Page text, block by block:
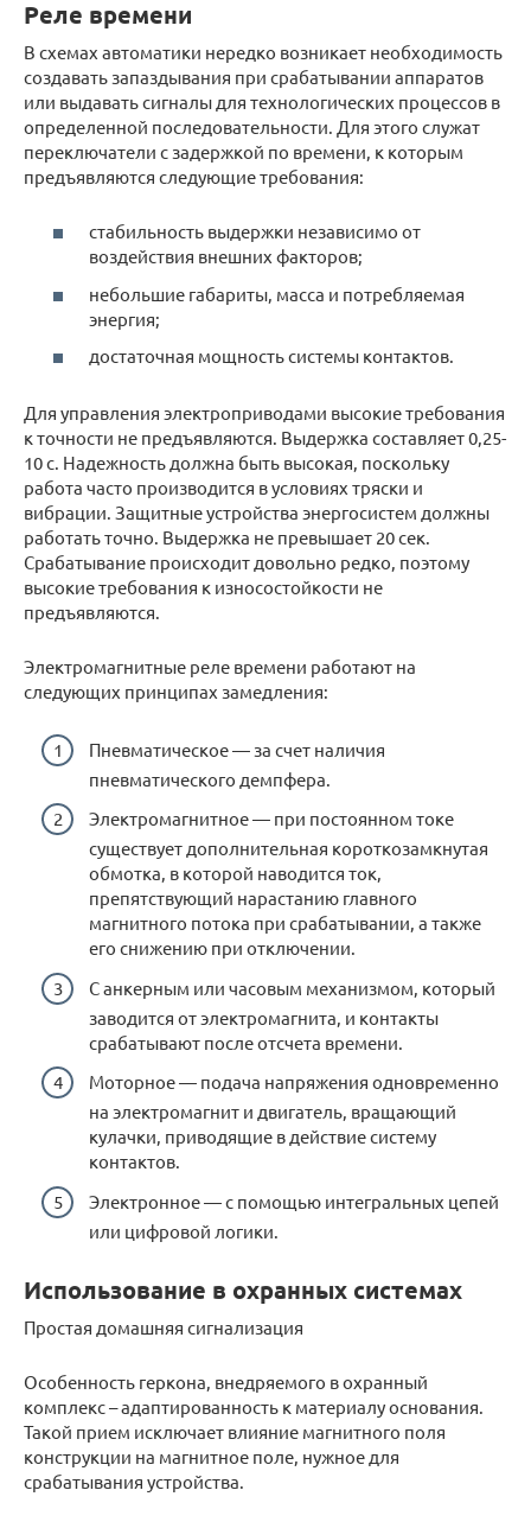
Реле времени
В схемах автоматики нередко возникает необходимость
создавать запаздывания при срабатывании аппаратов
или выдавать сигналы для технологических процессов в
определенной последовательности. Для этого служат
переключатели с задержкой по времени, к которым
предъявляются следующие требования:
стабильность выдержки независимо от
воздействия внешних факторов;
небольшие габариты, масса и потребляемая
энергия;
достаточная мощность системы контактов.
Для управления электроприводами высокие требования
к точности не предъявляются. Выдержка составляет 0,25-
10 с. Надежность должна быть высокая, поскольку
работа часто производится в условиях тряски и
вибрации. Защитные устройства энергосистем должны
работать точно. Выдержка не превышает 20 сек.
Срабатывание происходит довольно редко, поэтому
высокие требования к износостойкости не
предъявляются.
Электромагнитные реле времени работают на
следующих принципах замедления:
Пневматическое — за счет наличия
пневматического демпфера.
Электромагнитное — при постоянном токе
существует дополнительная короткозамкнутая
обмотка, в которой наводится ток,
препятствующий нарастанию главного
магнитного потока при срабатывании, а также
его снижению при отключении.
С анкерным или часовым механизмом, который
заводится от электромагнита, и контакты
срабатывают после отсчета времени.
Моторное — подача напряжения одновременно
на электромагнит и двигатель, вращающий
кулачки, приводящие в действие систему
контактов.
Электронное — с помощью интегральных цепей
или цифровой логики.
Использование в охранных системах
Простая домашняя сигнализация
Особенность геркона, внедряемого в охранный
комплекс – адаптированность к материалу основания.
Такой прием исключает влияние магнитного поля
конструкции на магнитное поле, нужное для
срабатывания устройства.